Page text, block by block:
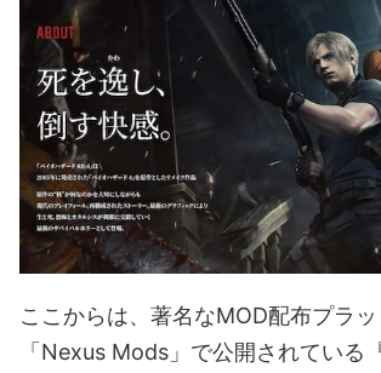
ここからは、著名なMOD配布プラ
「Nexus Mods」で公開されている